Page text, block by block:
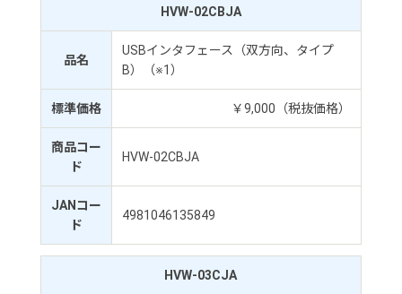
HVW-02CBJA
品名
USBインタフェース（双方向、タイプ
B）（※1）
標準価格 ￥9,000（税抜価格）
商品コー
ド
HVW-02CBJA
JANコー
ド
4981046135849
HVW-03CJA